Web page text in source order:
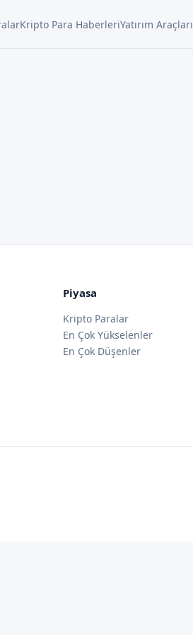
Kripto Para HaberleriYatırım Araçları
Piyasa
Kripto Paralar
En Çok Yükselenler
En Çok Düşenler